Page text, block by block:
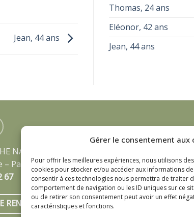
Gérer le consentement aux
Pour offrir les meilleures expériences, nous utilisons
cookies pour stocker et/ou accéder aux informations
consentir à ces technologies nous permettra de traiter
comportement de navigation ou les ID uniques sur ce
ou de retirer son consentement peut avoir un effet
caractéristiques et fonctions.
Jean, 44 ans
Thomas, 24 ans
Eléonor, 42 ans
Jean, 44 ans
NAVARRE
– Paris – à distance
67
RENDEZ-VOUS